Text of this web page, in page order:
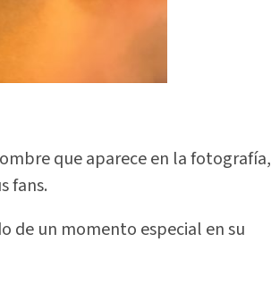
que aparece en la fotografía,
fans.
de un momento especial en su